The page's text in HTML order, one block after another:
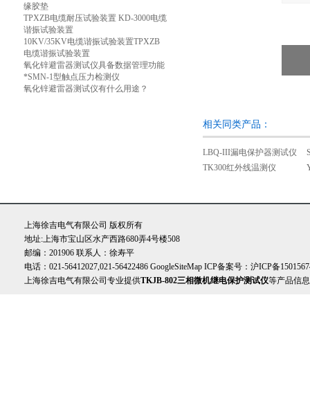
相关同类产品：
LBQ-III漏电保护器测试仪
TK300红外线温测仪
缘胶垫
TPXZB电缆耐压试验装置 KD-3000电缆
谐振试验装置
10KV/35KV电缆谐振试验装置TPXZB
电缆谐振试验装置
氧化锌避雷器测试仪具备数据管理功能
*SMN-1型触点压力检测仪
氧化锌避雷器测试仪有什么用途？
上海徐吉电气有限公司 版权所有
地址:上海市宝山区水产西路680弄4号楼508
邮编：201906 联系人：徐寿平
电话：021-56412027,021-56422486 GoogleSiteMap ICP备案号： 沪ICP备
上海徐吉电气有限公司专业提供TKJB-802三相微机继电保护测试仪等产品信